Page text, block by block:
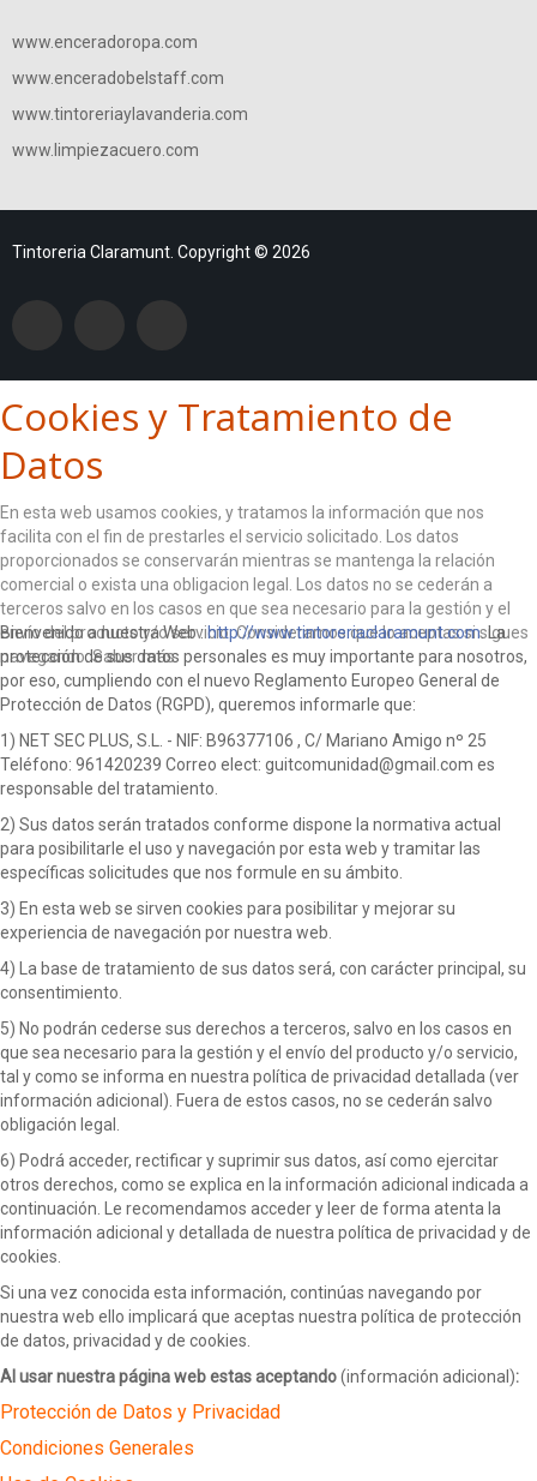
www.enceradoropa.com
www.enceradobelstaff.com
www.tintoreriaylavanderia.com
www.limpiezacuero.com
Tintoreria Claramunt. Copyright © 2026
Cookies y Tratamiento de
Datos
En esta web usamos cookies, y tratamos la información que nos
facilita con el fin de prestarles el servicio solicitado. Los datos
proporcionados se conservarán mientras se mantenga la relación
comercial o exista una obligacion legal. Los datos no se cederán a
terceros salvo en los casos en que sea necesario para la gestión y el
envío del producto y/o servicio. Consideramos que lo aceptas si sigues
navegando.Saber más
ACEPTO
Bienvenido a nuestra Web :http://www.tintoreriaclaramunt.com. La
protección de sus datos personales es muy importante para nosotros,
por eso, cumpliendo con el nuevo Reglamento Europeo General de
Protección de Datos (RGPD), queremos informarle que:
1) NET SEC PLUS, S.L. - NIF: B96377106 , C/ Mariano Amigo nº 25
Teléfono: 961420239 Correo elect: guitcomunidad@gmail.com es
responsable del tratamiento.
2) Sus datos serán tratados conforme dispone la normativa actual
para posibilitarle el uso y navegación por esta web y tramitar las
específicas solicitudes que nos formule en su ámbito.
3) En esta web se sirven cookies para posibilitar y mejorar su
experiencia de navegación por nuestra web.
4) La base de tratamiento de sus datos será, con carácter principal, su
consentimiento.
5) No podrán cederse sus derechos a terceros, salvo en los casos en
que sea necesario para la gestión y el envío del producto y/o servicio,
tal y como se informa en nuestra política de privacidad detallada (ver
información adicional). Fuera de estos casos, no se cederán salvo
obligación legal.
6) Podrá acceder, rectificar y suprimir sus datos, así como ejercitar
otros derechos, como se explica en la información adicional indicada a
continuación. Le recomendamos acceder y leer de forma atenta la
información adicional y detallada de nuestra política de privacidad y de
cookies.
Si una vez conocida esta información, continúas navegando por
nuestra web ello implicará que aceptas nuestra política de protección
de datos, privacidad y de cookies.
Al usar nuestra página web estas aceptando(información adicional):
Protección de Datos y Privacidad
Condiciones Generales